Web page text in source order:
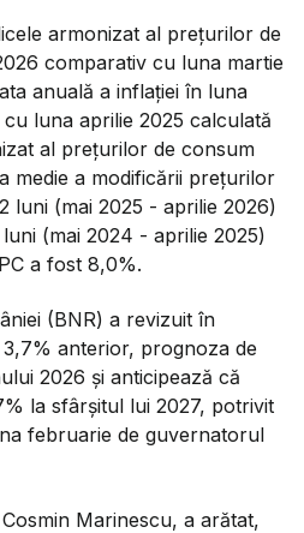
armonizat al prețurilor de
comparativ cu luna martie
anuală a inflației în luna
luna aprilie 2025 calculată
al prețurilor de consum
medie a modificării prețurilor
luni (mai 2025 - aprilie 2026)
(mai 2024 - aprilie 2025)
a fost 8,0%.
(BNR) a revizuit în
anterior, prognoza de
2026 și anticipează că
la sfârșitul lui 2027, potrivit
februarie de guvernatorul
Marinescu, a arătat,